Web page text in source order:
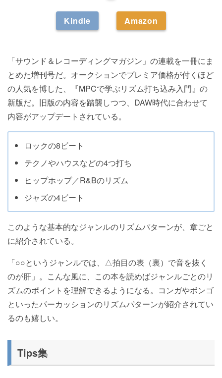
Kindle Amazon
「サウンド＆レコーディングマガジン」の連載を一冊にま
とめた増刊号だ。オークションでプレミア価格が付くほど
の人気を博した、『MPCで学ぶリズム打ち込み入門』の
新版だ。旧版の内容を踏襲しつつ、DAW時代に合わせて
内容がアップデートされている。
ロックの8ビート
テクノやハウスなどの4つ打ち
ヒップホップ／R&Bのリズム
ジャズの4ビート
このような基本的なジャンルのリズムパターンが、章ごと
に紹介されている。
「○○というジャンルでは、△拍目の表（裏）で音を抜く
のが肝」。こんな風に、この本を読めばジャンルごとのリ
ズムのポイントを理解できるようになる。コンガやボンゴ
といったパーカッションのリズムパターンが紹介されてい
るのも嬉しい。
Tips集